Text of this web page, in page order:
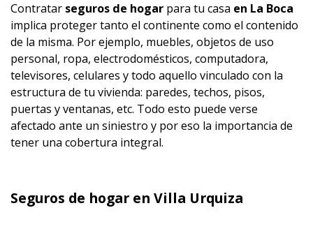
Contratar seguros de hogar para tu casa en La Boca
implica proteger tanto el continente como el contenido
de la misma. Por ejemplo, muebles, objetos de uso
personal, ropa, electrodomésticos, computadora,
televisores, celulares y todo aquello vinculado con la
estructura de tu vivienda: paredes, techos, pisos,
puertas y ventanas, etc. Todo esto puede verse
afectado ante un siniestro y por eso la importancia de
tener una cobertura integral.
Seguros de hogar en Villa Urquiza